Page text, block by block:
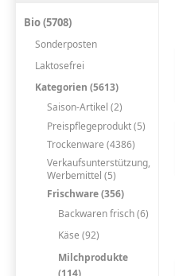
Bio (5708)
Sonderposten
Laktosefrei
Kategorien (5613)
Saison-Artikel (2)
Preispflegeprodukt (5)
Trockenware (4386)
Verkaufsunterstützung,
Werbemittel (5)
Frischware (356)
Backwaren frisch (6)
Käse (92)
Milchprodukte
(114)